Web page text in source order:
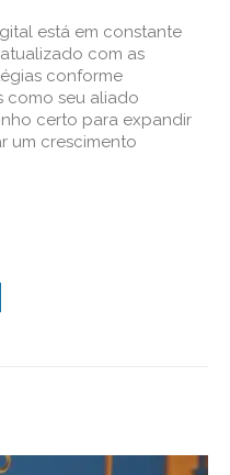
está em constante
com as
conforme
como seu aliado
certo para expandir
um crescimento